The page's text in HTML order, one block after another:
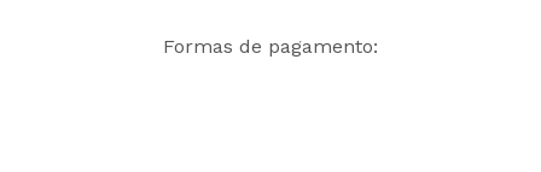
Formas de pagamento: